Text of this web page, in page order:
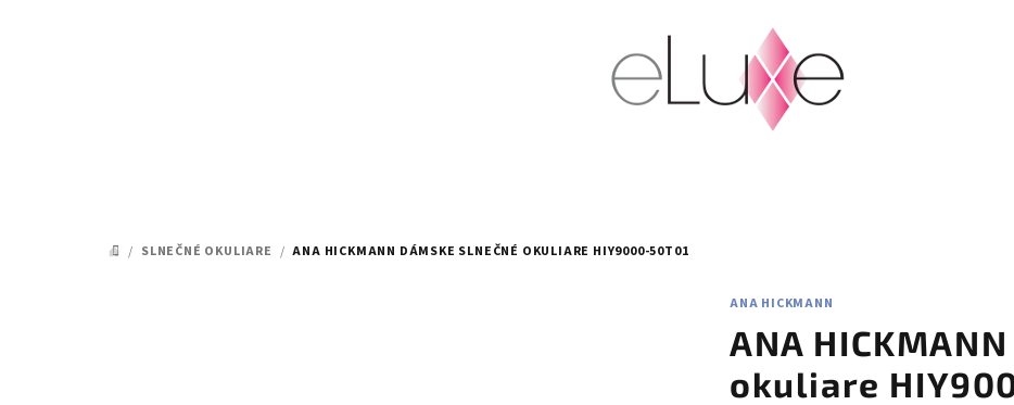
DOMOV
/ SLNEČNÉ OKULIARE / ANA HICKMANN DÁMSKE SLNEČNÉ OKULIARE HIY9000-50T01
ANA HICKMANN
ANA
okuliare